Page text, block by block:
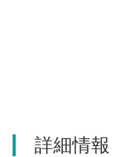
詳細情報